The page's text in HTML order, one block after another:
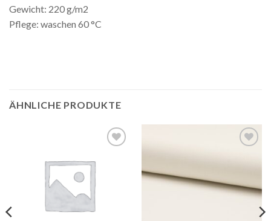
Gewicht: 220 g/m2
Pflege: waschen 60 °C
ÄHNLICHE PRODUKTE